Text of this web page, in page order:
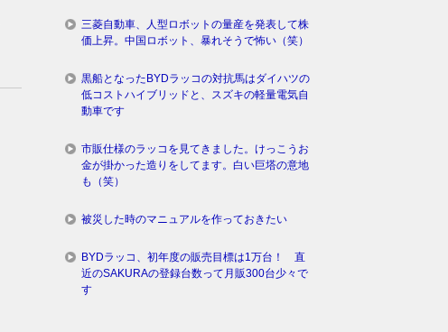
三菱自動車、人型ロボットの量産を発表して株
価上昇。中国ロボット、暴れそうで怖い（笑）
黒船となったBYDラッコの対抗馬はダイハツの
低コストハイブリッドと、スズキの軽量電気自
動車です
市販仕様のラッコを見てきました。けっこうお
金が掛かった造りをしてます。白い巨塔の意地
も（笑）
被災した時のマニュアルを作っておきたい
BYDラッコ、初年度の販売目標は1万台！ 直
近のSAKURAの登録台数って月販300台少々で
す